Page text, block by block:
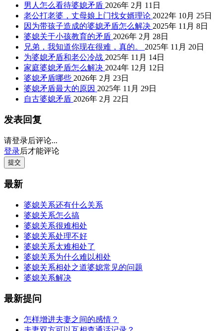
男人怎么看待婆媳矛盾 2026年 2月 11日
老公打老婆，丈母娘上门找女婿理论 2022年 10月 25日
因为带孩子造成的婆媳矛盾怎么解决 2025年 11月 8日
婆媳关于小孩教育的矛盾 2026年 2月 28日
兄弟，我知道你现在很难，真的。
2025年 11月 20日
为婆媳矛盾和老公冷战 2025年 11月 14日
家庭婆媳矛盾怎么解决 2024年 12月 12日
婆媳矛盾哪些 2026年 2月 23日
婆媳矛盾最大的原因 2025年 11月 29日
自古婆媳矛盾 2026年 2月 22日
发表回复
请登录后评论...
登录后才能评论
提交
最新
婆媳关系还有什么关系
婆媳关系怎么搞
婆媳关系很难相处
婆媳关系处理不好
婆媳关系太难相处了
婆媳关系为什么难以相处
婆媳关系相处之道婆媳常见的问题
婆媳关系解决
最新提问
怎样增进夫妻之间的感情？